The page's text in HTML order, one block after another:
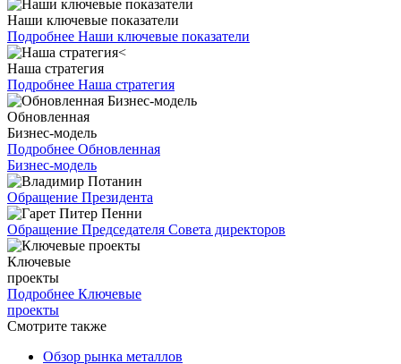
Наши ключевые показатели
Подробнее Наши ключевые показатели
Наша стратегия
Подробнее Наша стратегия
Обновленная
Бизнес-модель
Подробнее Обновленная
Бизнес-модель
Обращение Президента
Обращение Председателя Совета директоров
Ключевые
проекты
Подробнее Ключевые
проекты
Смотрите также
Обзор рынка металлов